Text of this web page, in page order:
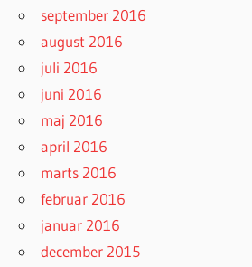
september 2016
august 2016
juli 2016
juni 2016
maj 2016
april 2016
marts 2016
februar 2016
januar 2016
december 2015